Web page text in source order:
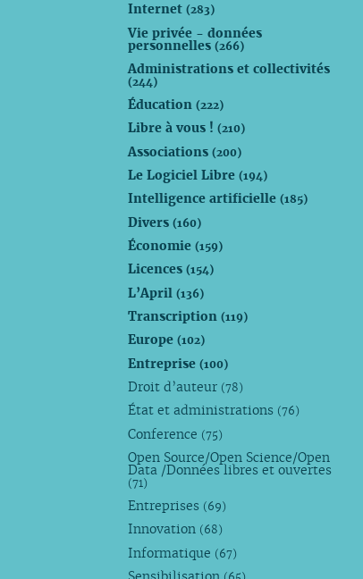
Internet(283)
Vie privée - données
personnelles(266)
Administrations et collectivités
(244)
Éducation(222)
Libre à vous !(210)
Associations(200)
Le Logiciel Libre(194)
Intelligence artificielle(185)
Divers(160)
Économie(159)
Licences(154)
L’April(136)
Transcription(119)
Europe(102)
Entreprise(100)
Droit d’auteur (78)
État et administrations (76)
Conference (75)
Open Source/Open Science/Open
Data /Données libres et ouvertes
(71)
Entreprises (69)
Innovation (68)
Informatique (67)